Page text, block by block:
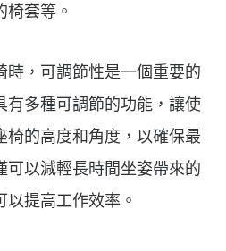
套等。
時，可調節性是一個重要的
有多種可調節的功能，讓使
椅的高度和角度，以確保最
可以減輕長時間坐姿帶來的
提高工作效率。